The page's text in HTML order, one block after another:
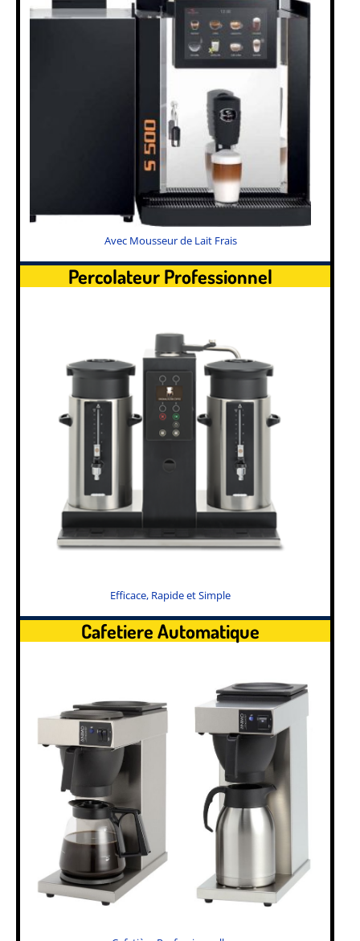
Avec Mousseur de Lait Frais
Percolateur Professionnel
Efficace, Rapide et Simple
Cafetiere Automatique